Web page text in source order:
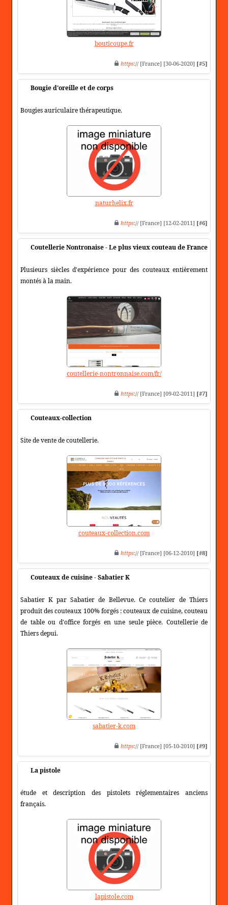
bouticoupe.fr
https:// [France] [30-06-2020] [#5]
Bougie d'oreille et de corps
Bougies auriculaire thérapeutique.
naturhelix.fr
https:// [France] [12-02-2011] [#6]
Coutellerie Nontronaise - Le plus vieux couteau de France
Plusieurs siècles d'expérience pour des couteaux entièrement
montés à la main.
coutellerie-nontronnaise.com/fr/
https:// [France] [09-02-2011] [#7]
Couteaux-collection
Site de vente de coutellerie.
couteaux-collection.com
https:// [France] [06-12-2010] [#8]
Couteaux de cuisine - Sabatier K
Sabatier K par Sabatier de Bellevue. Ce coutelier de Thiers
produit des couteaux 100% forgés : couteaux de cuisine, couteau
de table ou d'office forgés en une seule pièce. Coutellerie de
Thiers depui.
sabatier-k.com
https:// [France] [05-10-2010] [#9]
La pistole
étude et description des pistolets réglementaires anciens
français.
lapistole.com